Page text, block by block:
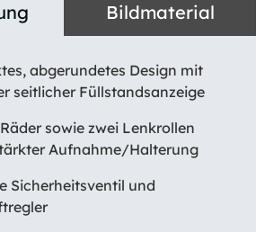
Bildmaterial
abgerundetes Design mit
seitlicher Füllstandsanzeige
sowie zwei Lenkrollen
Aufnahme/Halterung
Sicherheitsventil und